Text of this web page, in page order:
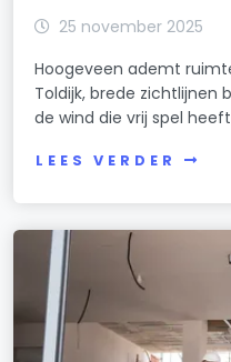
25 november 2025
Hoogeveen ademt
Toldijk, brede zichtlijnen
de wind die vrij spel
LEES VERDER